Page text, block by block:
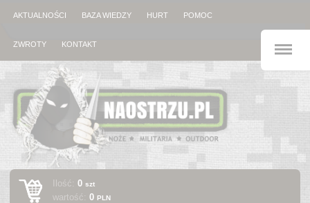
AKTUALNOŚCI BAZA WIEDZY HURT POMOC
ZWROTY KONTAKT
Ilość:0szt
wartość:0PLN